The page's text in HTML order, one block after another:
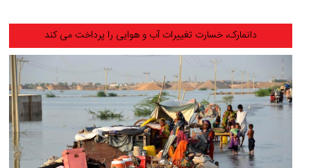
دانمارک، خسارت تغییرات آب و هوایی را پرداخت می کند